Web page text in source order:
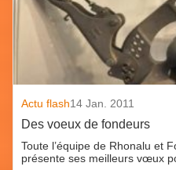
Actu flash14 Jan. 2011
Des voeux de fondeurs
Toute l’équipe de Rhonalu et
présente ses meilleurs vœux